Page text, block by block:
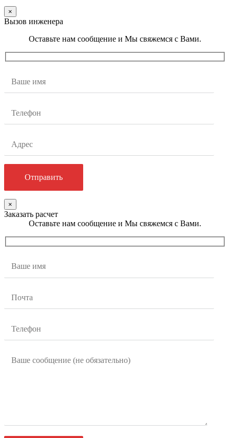
×
Вызов инженера
Оставьте нам сообщение и Мы свяжемся с Вами.
×
Заказать расчет
Оставьте нам сообщение и Мы свяжемся с Вами.